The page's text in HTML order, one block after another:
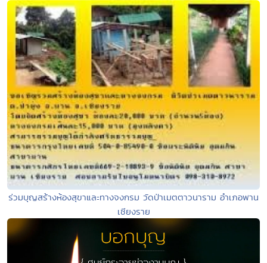
ร่วมบุญสร้างห้องสุขาและทางจงกรม วัดป่าเมตตาวนาราม อำเภอพาน
เชียงราย